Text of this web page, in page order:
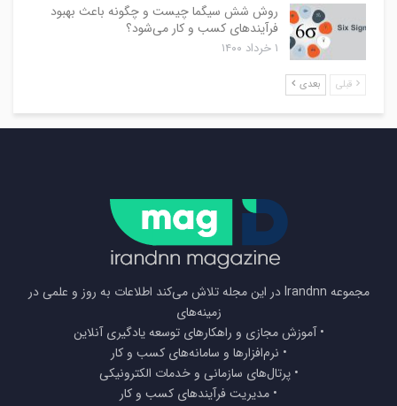
روش شش سیگما چیست و چگونه باعث بهبود
فرآیندهای کسب و کار می‌شود؟
۱ خرداد ۱۴۰۰
قبلی بعدی
مجموعه Irandnn در این مجله تلاش می‌کند اطلاعات به روز و علمی در
زمینه‌های
• آموزش مجازی و راهکارهای توسعه یادگیری آنلاین
• نرم‌افزارها و سامانه‌های کسب و کار
• پرتال‌های سازمانی و خدمات الکترونیکی
• مدیریت فرآیندهای کسب و کار